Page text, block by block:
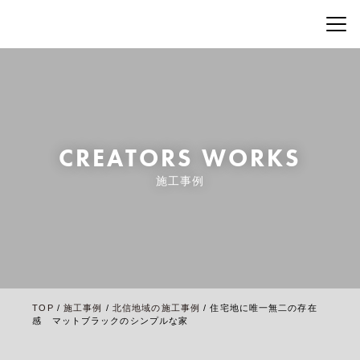
CREATORS WORKS
施工事例
TOP /施工事例 / 北信地域の施工事例 /住宅地に唯一無二の存在
感 マットブラックのシンプルな家